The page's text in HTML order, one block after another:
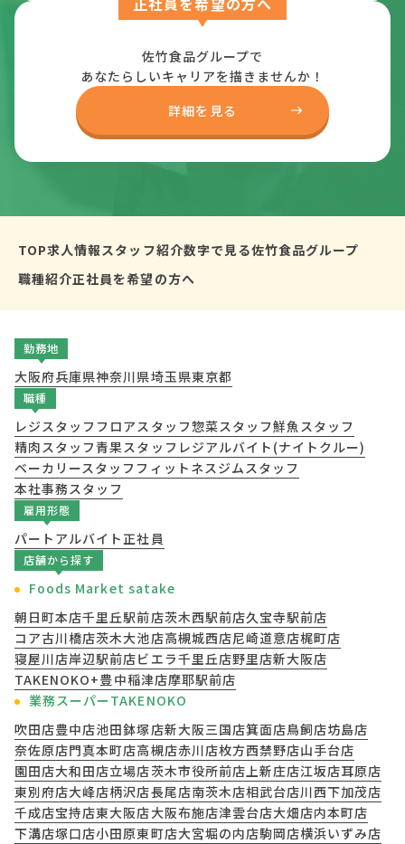
佐竹食品グループで
あなたらしいキャリアを描きませんか！
詳細を見る
TOP求人情報スタッフ紹介数字で見る佐竹食品グループ
職種紹介正社員を希望の方へ
勤務地
大阪府兵庫県神奈川県埼玉県東京都
職種
レジスタッフ フロアスタッフ惣菜スタッフ鮮魚スタッフ
精肉スタッフ青果スタッフ レジアルバイト(ナイトクルー)
ベーカリースタッフ フィットネスジムスタッフ
本社事務スタッフ
雇用形態
パート アルバイト正社員
店舗から探す
Foods Market satake
朝日町本店千里丘駅前店茨木西駅前店久宝寺駅前店
コア古川橋店茨木大池店高槻城西店尼崎道意店梶町店
寝屋川店岸辺駅前店ビエラ千里丘店野里店新大阪店
TAKENOKO+豊中稲津店摩耶駅前店
業務スーパーTAKENOKO
吹田店豊中店池田鉢塚店新大阪三国店箕面店鳥飼店坊島店
奈佐原店門真本町店高槻店赤川店枚方西禁野店山手台店
園田店大和田店立場店茨木市役所前店上新庄店江坂店耳原店
東別府店大峰店柄沢店長尾店南茨木店相武台店川西下加茂店
千成店宝持店東大阪店大阪布施店津雲台店大畑店内本町店
下溝店塚口店小田原東町店大宮堀の内店駒岡店横浜いずみ店